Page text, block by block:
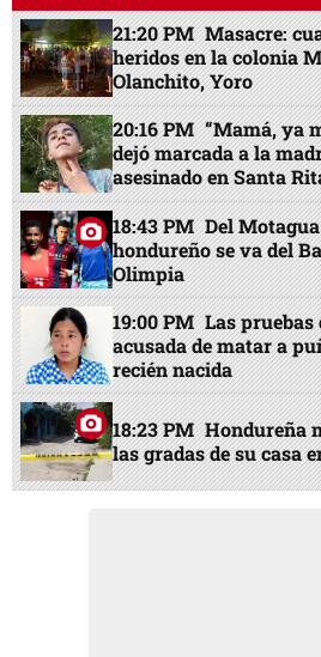
21:20 PM Masacre:
heridos en la colonia
Olanchito, Yoro
20:16 PM “Mamá, ya
dejó marcada a la
asesinado en Santa
18:43 PM Del
hondureño se va del
Olimpia
19:00 PM Las
acusada de matar a
recién nacida
18:23 PM Hondureña
las gradas de su casa